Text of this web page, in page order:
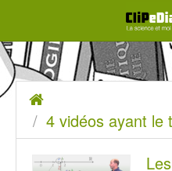
contenu
4
vidéos
ayant
Accueil
4 vidéos ayant le